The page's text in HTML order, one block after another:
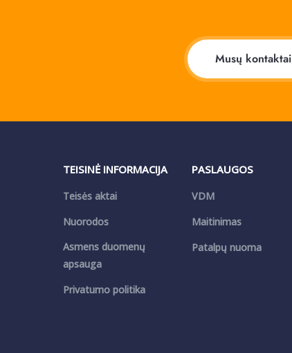
Musų kontaktai
TEISINĖ INFORMACIJA
Teisės aktai
Nuorodos
Asmens duomenų
apsauga
Privatumo politika
PASLAUGOS
VDM
Maitinimas
Patalpų nuoma